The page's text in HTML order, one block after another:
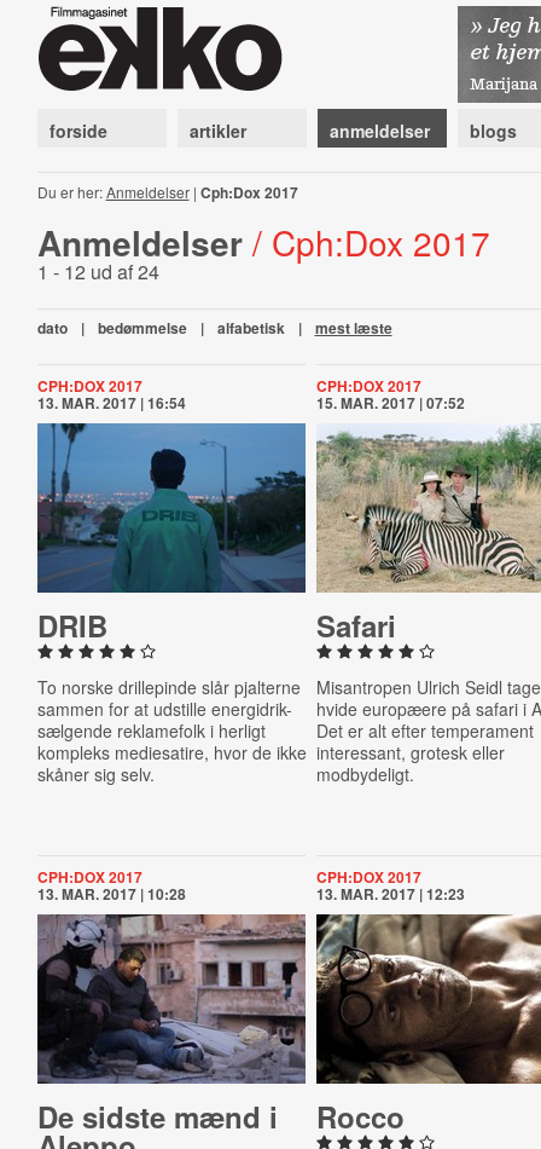
forside artikler anmeldelser blogs
Du er her:Anmeldelser| Cph:Dox 2017
Anmeldelser / Cph:Dox 2017
1 - 12 ud af 24
dato | bedømmelse | alfabetisk | mest læste
CPH:DOX 2017
13. MAR. 2017 | 16:54
DRIB
To norske drillepinde slår pjalterne
sammen for at udstille energidrik-
sælgende reklamefolk i herligt
kompleks mediesatire, hvor de ikke
skåner sig selv.
CPH:DOX 2017
15. MAR. 2017 | 07:52
Safari
Misantropen Ulrich Seidl
hvide europæere på safari i
Det er alt efter temperament
interessant, grotesk eller
modbydeligt.
CPH:DOX 2017
13. MAR. 2017 | 10:28
De sidste mænd i
CPH:DOX 2017
13. MAR. 2017 | 12:23
Rocco